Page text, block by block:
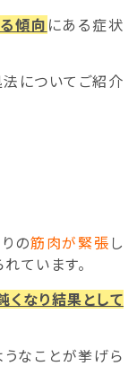
傾向 にある症状
についてご紹介
の筋肉が緊張 し
ています。
くなり結果として
なことが挙げら